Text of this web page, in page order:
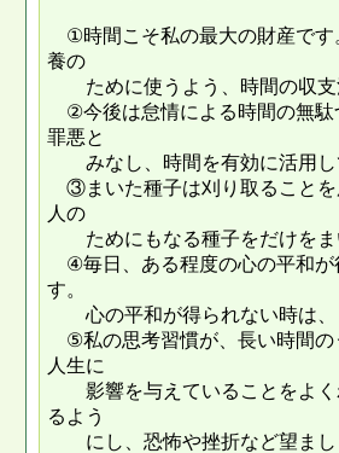
①時間こそ私の最大の財産です
養の
ために使うよう、時間の収支
②今後は怠情による時間の無駄
罪悪と
みなし、時間を有効に活用し
③まいた種子は刈り取ることを
人の
ためにもなる種子をだけをま
④毎日、ある程度の心の平和が
す。
心の平和が得られない時は、
⑤私の思考習慣が、長い時間の
人生に
影響を与えていることをよく
るよう
にし、恐怖や挫折など望まし